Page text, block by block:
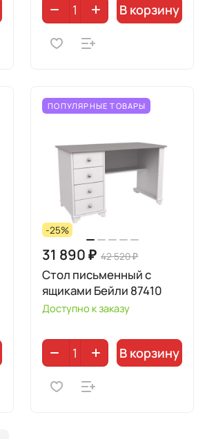
В корзину
ПОПУЛЯРНЫЕ ТОВАРЫ
-25%
31 890 ₽ 42 520 ₽
Стол письменный с
ящиками Бейли 87410
Доступно к заказу
В корзину